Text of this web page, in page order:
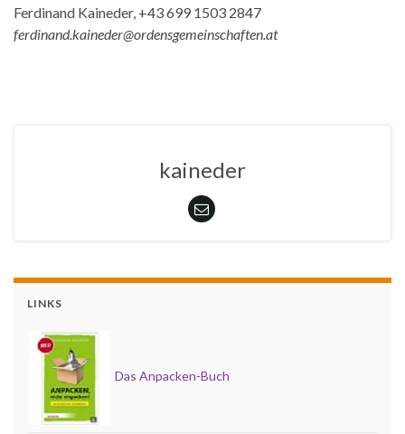
Ferdinand Kaineder, +43 699 1503 2847
ferdinand.kaineder@ordensgemeinschaften.at
kaineder
LINKS
Das Anpacken-Buch